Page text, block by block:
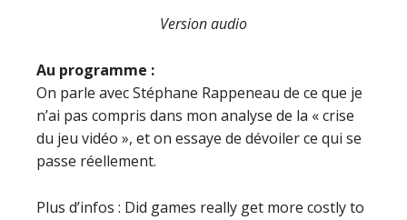
Version audio
Au programme :
On parle avec Stéphane Rappeneau de ce que je
n’ai pas compris dans mon analyse de la « crise
du jeu vidéo », et on essaye de dévoiler ce qui se
passe réellement.
Plus d’infos : Did games really get more costly to